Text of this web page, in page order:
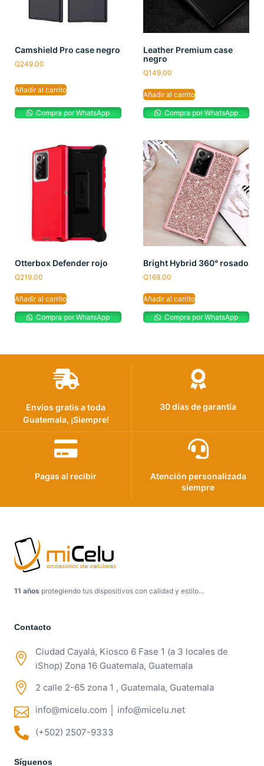
Camshield Pro case negro
Q249.00
Añadir al carrito
Compra por WhatsApp
Leather Premium case
negro
Q149.00
Añadir al carrito
Compra por WhatsApp
Otterbox Defender rojo
Q219.00
Añadir al carrito
Compra por WhatsApp
Bright Hybrid 360° rosado
Q169.00
Añadir al carrito
Compra por WhatsApp
Envíos gratis a toda
Guatemala, ¡Siempre!
30 días de garantía
Pagas al recibir
Atención personalizada
siempre
11 años protegiendo tus dispositivos con calidad y estilo…
Contacto
Ciudad Cayalá, Kiosco 6 Fase 1 (a 3 locales de
iShop) Zona 16 Guatemala, Guatemala
2 calle 2-65 zona 1 , Guatemala, Guatemala
info@micelu.com │ info@micelu.net
(+502) 2507-9333
Síguenos